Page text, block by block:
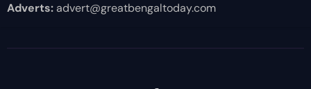
Adverts:advert@greatbengaltoday.com